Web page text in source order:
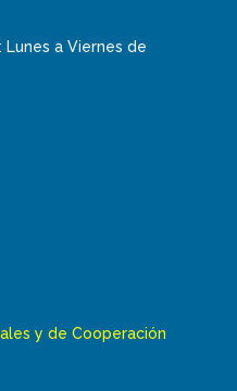
Lunes a Viernes de
y de Cooperación